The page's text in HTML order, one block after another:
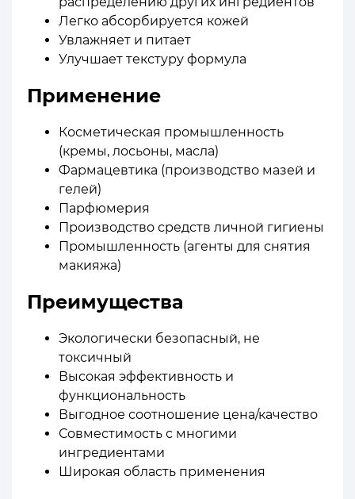
Легко абсорбируется кожей
Увлажняет и питает
Улучшает текстуру формула
Применение
Косметическая промышленность
(кремы, лосьоны, масла)
Фармацевтика (производство мазей и
гелей)
Парфюмерия
Производство средств личной гигиены
Промышленность (агенты для снятия
макияжа)
Преимущества
Экологически безопасный, не
токсичный
Высокая эффективность и
функциональность
Выгодное соотношение цена/качество
Совместимость с многими
ингредиентами
Широкая область применения